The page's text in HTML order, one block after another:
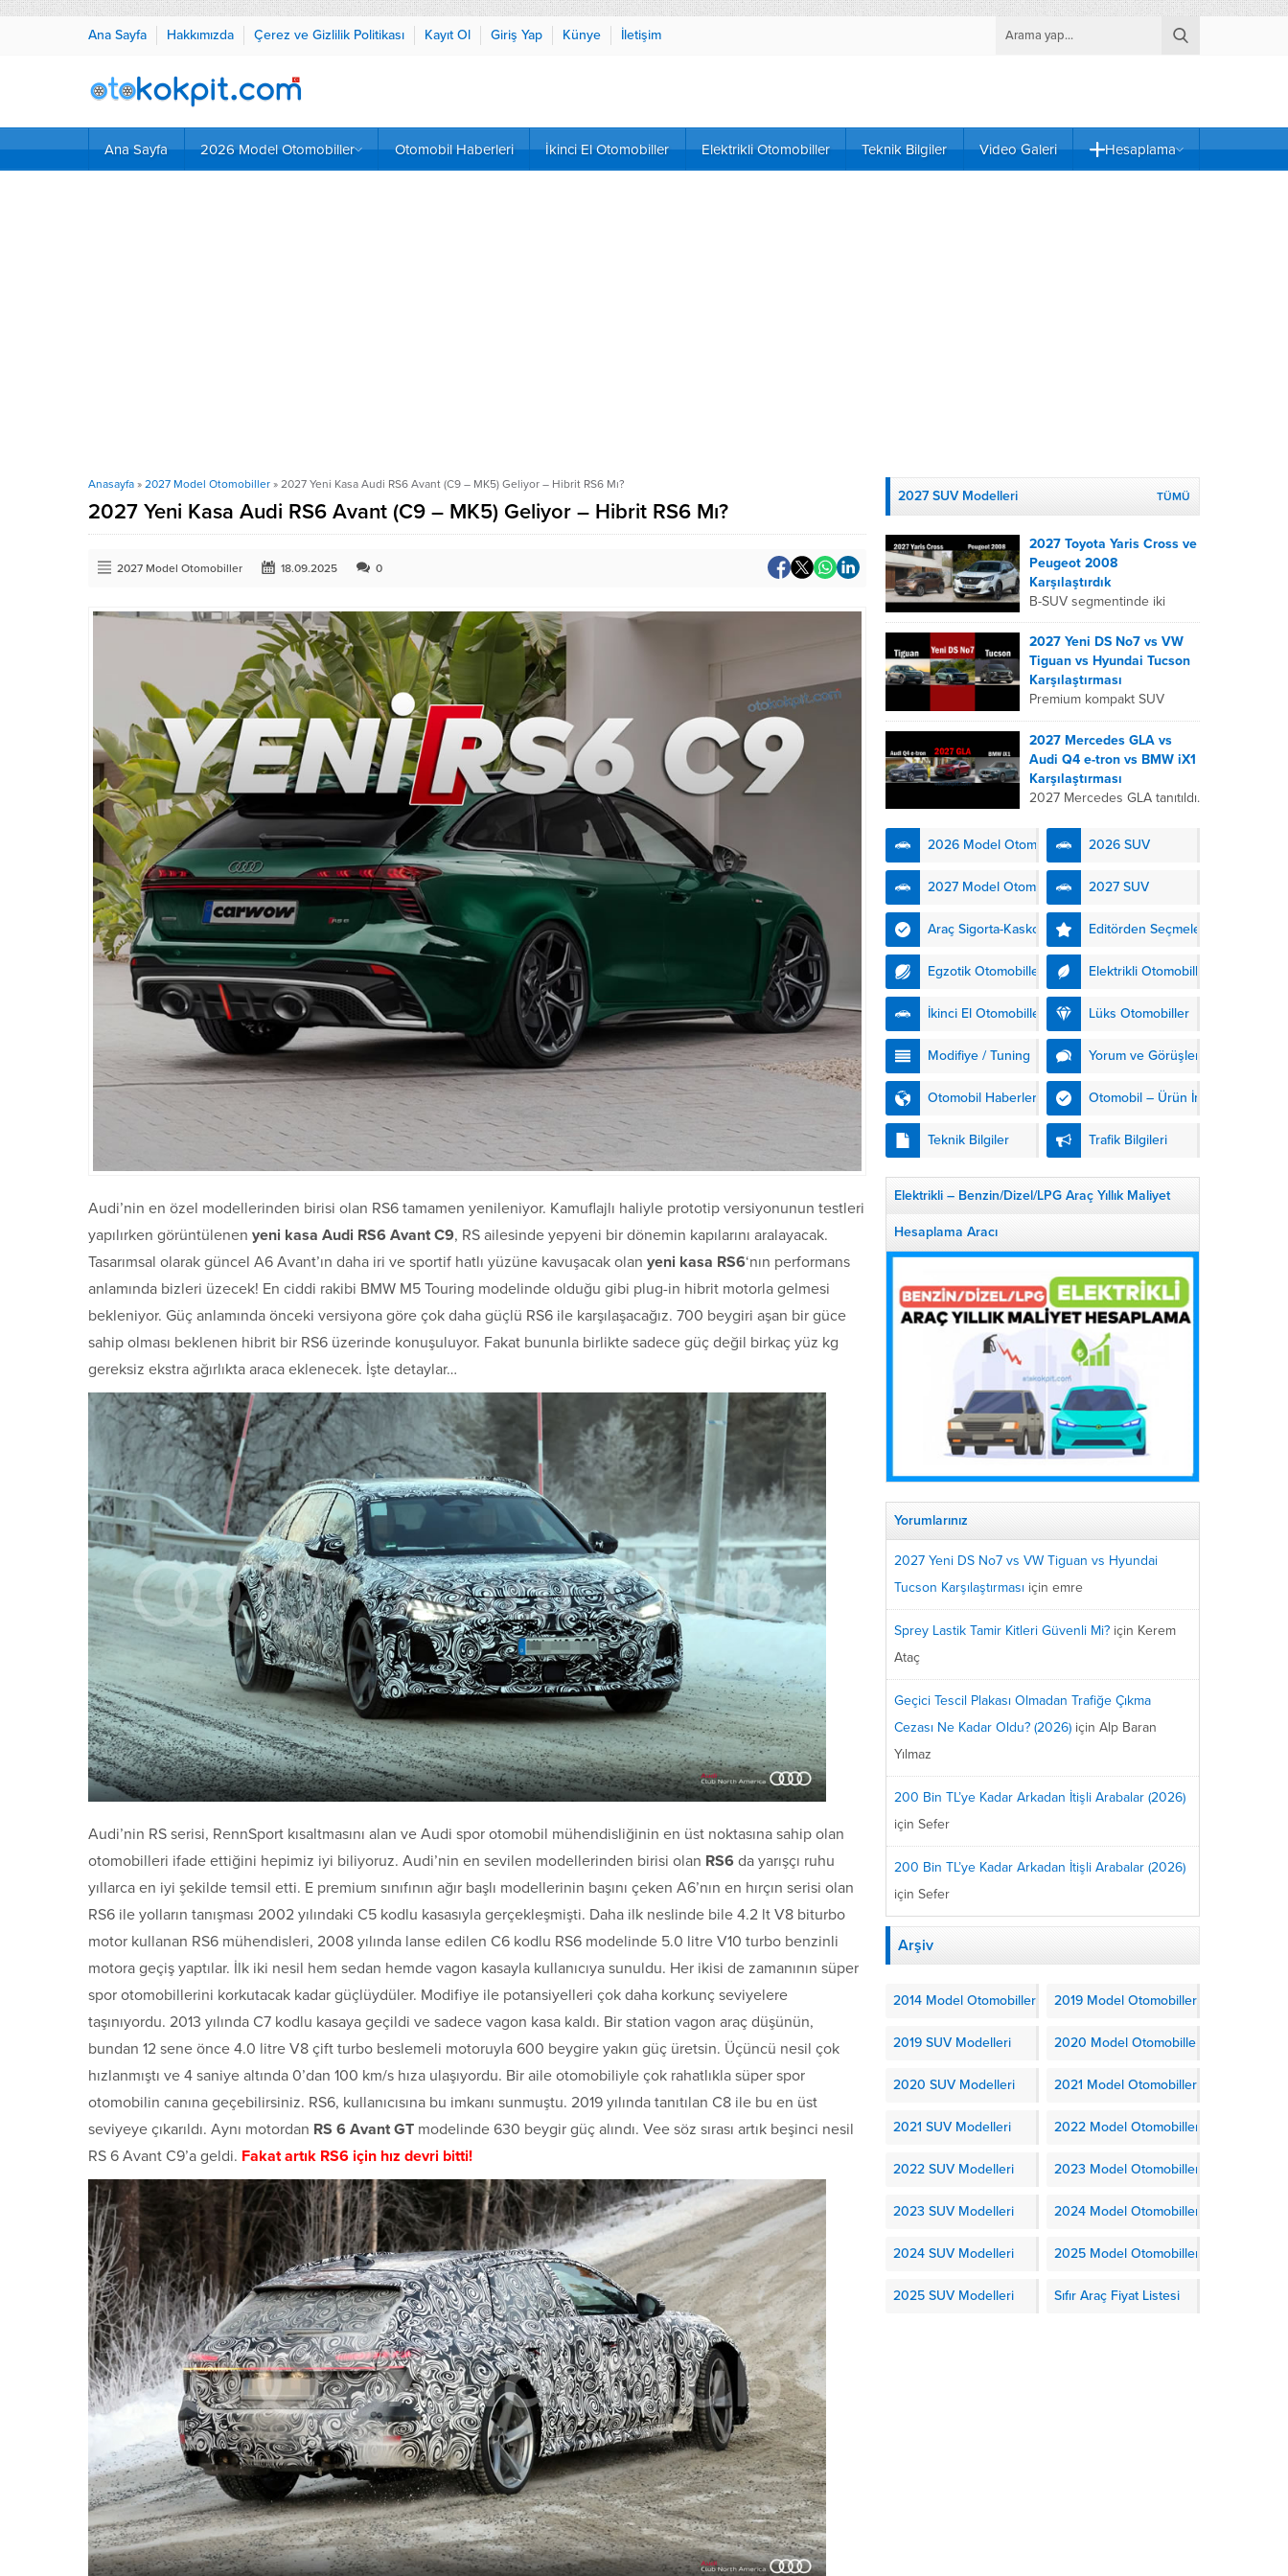
Ana Sayfa Hakkımızda Çerez ve Gizlilik Politikası Kayıt Ol Giriş Yap Künye İletişim
Ana Sayfa 2026 Model Otomobiller Otomobil Haberleri İkinci El Otomobiller Elektrikli Otomobiller Teknik Bilgiler Video Galeri Hesaplama
Anasayfa » 2027 Model Otomobiller » 2027 Yeni Kasa Audi RS6 Avant (C9 – MK5) Geliyor – Hibrit RS6 Mı?
2027 Yeni Kasa Audi RS6 Avant (C9 – MK5) Geliyor – Hibrit RS6 Mı?
2027 Model Otomobiller 18.09.2025 0
Audi’nin en özel modellerinden birisi olan RS6 tamamen yenileniyor. Kamuflajlı haliyle prototip versiyonunun testleri
yapılırken görüntülenen yeni kasa Audi RS6 Avant C9, RS ailesinde yepyeni bir dönemin kapılarını aralayacak.
Tasarımsal olarak güncel A6 Avant’ın daha iri ve sportif hatlı yüzüne kavuşacak olan yeni kasa RS6‘nın performans
anlamında bizleri üzecek! En ciddi rakibi BMW M5 Touring modelinde olduğu gibi plug-in hibrit motorla gelmesi
bekleniyor. Güç anlamında önceki versiyona göre çok daha güçlü RS6 ile karşılaşacağız. 700 beygiri aşan bir güce
sahip olması beklenen hibrit bir RS6 üzerinde konuşuluyor. Fakat bununla birlikte sadece güç değil birkaç yüz kg
gereksiz ekstra ağırlıkta araca eklenecek. İşte detaylar…
Audi’nin RS serisi, RennSport kısaltmasını alan ve Audi spor otomobil mühendisliğinin en üst noktasına sahip olan
otomobilleri ifade ettiğini hepimiz iyi biliyoruz. Audi’nin en sevilen modellerinden birisi olan RS6 da yarışçı ruhu
yıllarca en iyi şekilde temsil etti. E premium sınıfının ağır başlı modellerinin başını çeken A6’nın en hırçın serisi olan
RS6 ile yolların tanışması 2002 yılındaki C5 kodlu kasasıyla gerçekleşmişti. Daha ilk neslinde bile 4.2 lt V8 biturbo
motor kullanan RS6 mühendisleri, 2008 yılında lanse edilen C6 kodlu RS6 modelinde 5.0 litre V10 turbo benzinli
motora geçiş yaptılar. İlk iki nesil hem sedan hemde vagon kasayla kullanıcıya sunuldu. Her ikisi de zamanının süper
spor otomobillerini korkutacak kadar güçlüydüler. Modifiye ile potansiyelleri çok daha korkunç seviyelere
taşınıyordu. 2013 yılında C7 kodlu kasaya geçildi ve sadece vagon kasa kaldı. Bir station vagon araç düşünün,
bundan 12 sene önce 4.0 litre V8 çift turbo beslemeli motoruyla 600 beygire yakın güç üretsin. Üçüncü nesil çok
hızlanmıştı ve 4 saniye altında 0’dan 100 km/s hıza ulaşıyordu. Bir aile otomobiliyle çok rahatlıkla süper spor
otomobilin canına geçebilirsiniz. RS6, kullanıcısına bu imkanı sunmuştu. 2019 yılında tanıtılan C8 ile bu en üst
seviyeye çıkarıldı. Aynı motordan RS 6 Avant GT modelinde 630 beygir güç alındı. Vee söz sırası artık beşinci nesil
RS 6 Avant C9’a geldi. Fakat artık RS6 için hız devri bitti!
2027 SUV Modelleri TÜMÜ
2027 Toyota Yaris Cross ve
Peugeot 2008
Karşılaştırdık
B-SUV segmentinde iki
önemli oyuncu olan 2027
Toyota Yaris
Cross ve Peugeot 2008,
farklı mühendislik
felsefeleriyle kullanıcıların
hibrit teknolojisindeki
uzmanlığını...
2027 Yeni DS No7 vs VW
Tiguan vs Hyundai Tucson
Karşılaştırması
Premium kompakt SUV
segmentinde fark yaratmak
isteyen 2027 DS No7,
Fransız lüks anlayışını
kendinden şarjlı hibrit
teknolojisiyle buluşturuyor.
2027 Mercedes GLA vs
Audi Q4 e-tron vs BMW iX1
Karşılaştırması
2027 Mercedes GLA tanıtıldı.
SUV segmenti, 2027 yılında
nesil modelleriyle daha da...
2026 Model Otomobiller 2026 SUV
2027 Model Otomobiller 2027 SUV
Araç Sigorta-Kasko Editörden Seçmeler
Egzotik Otomobiller Elektrikli Otomobiller
İkinci El Otomobiller Lüks Otomobiller
Modifiye / Tuning Yorum ve Görüşler
Otomobil Haberleri Otomobil – Ürün İnceleme
Teknik Bilgiler Trafik Bilgileri
Elektrikli – Benzin/Dizel/LPG Araç Yıllık Maliyet
Hesaplama Aracı
Yorumlarınız
2027 Yeni DS No7 vs VW Tiguan vs Hyundai
Tucson Karşılaştırması için emre
Sprey Lastik Tamir Kitleri Güvenli Mi? için Kerem
Ataç
Geçici Tescil Plakası Olmadan Trafiğe Çıkma
Cezası Ne Kadar Oldu? (2026) için Alp Baran
Yılmaz
200 Bin TL’ye Kadar Arkadan İtişli Arabalar (2026)
için Sefer
200 Bin TL’ye Kadar Arkadan İtişli Arabalar (2026)
için Sefer
Arşiv
2014 Model Otomobiller 2019 Model Otomobiller
2019 SUV Modelleri 2020 Model Otomobiller
2020 SUV Modelleri 2021 Model Otomobiller
2021 SUV Modelleri 2022 Model Otomobiller
2022 SUV Modelleri 2023 Model Otomobiller
2023 SUV Modelleri 2024 Model Otomobiller
2024 SUV Modelleri 2025 Model Otomobiller
2025 SUV Modelleri Sıfır Araç Fiyat Listesi